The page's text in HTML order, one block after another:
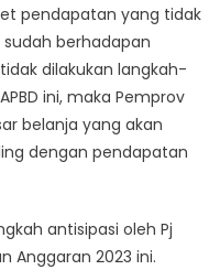
pendapatan yang tidak
berhadapan
dilakukan langkah-
ini, maka Pemprov
belanja yang akan
dengan pendapatan
antisipasi oleh Pj
Anggaran 2023 ini.